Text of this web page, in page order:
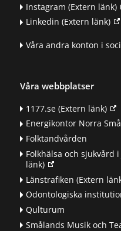
Instagram (Extern länk)
Linkedin (Extern länk)
Våra andra konton i
Våra webbplatser
1177.se(Extern länk)
Energikontor Norra
Folktandvården
Folkhälsa och sjukvård
länk)
Länstrafiken (Extern
Odontologiska
Qulturum
Smålands Musik och